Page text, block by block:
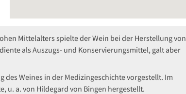
Mittelalters spielte der Wein bei der Herstellung von
als Auszugs- und Konservierungsmittel, galt aber
des Weines in der Medizingeschichte vorgestellt. Im
u. a. von Hildegard von Bingen hergestellt.